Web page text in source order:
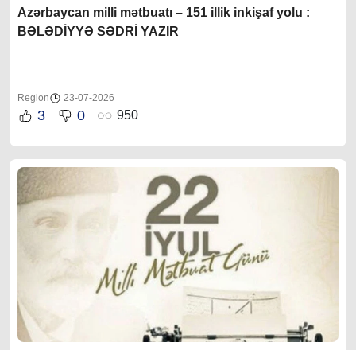
Azərbaycan milli mətbuatı – 151 illik inkişaf yolu :
BƏLƏDİYYƏ SƏDRİ YAZIR
Region 23-07-2026
3 0 950